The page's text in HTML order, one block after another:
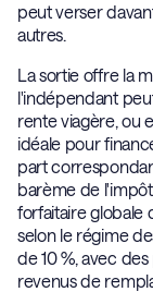
peut verser
autres.
La sortie offre la
l'indépendant
rente viagère, ou
idéale pour
part
barème de l'impôt
forfaitaire globale
selon le régime
de 10 %, avec
revenus de